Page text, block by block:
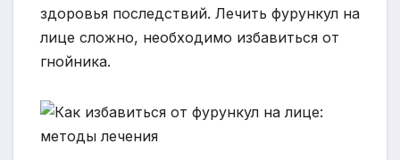
здоровья последствий. Лечить фурункул на
лице сложно, необходимо избавиться от
гнойника.